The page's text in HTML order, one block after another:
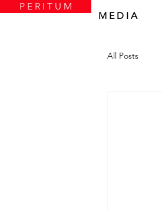
P E R I T U M
M E D I A
All Posts